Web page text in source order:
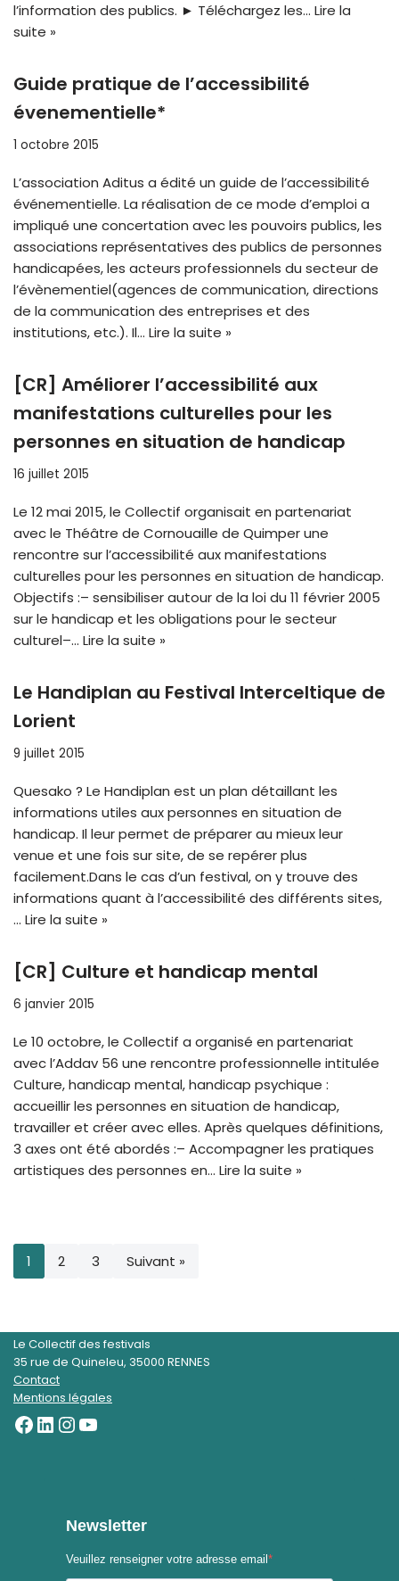
l’information des publics. ► Téléchargez les… Lire la
suite »
Guide pratique de l’accessibilité
évenementielle*
1 octobre 2015
L’association Aditus a édité un guide de l’accessibilité
événementielle. La réalisation de ce mode d’emploi a
impliqué une concertation avec les pouvoirs publics, les
associations représentatives des publics de personnes
handicapées, les acteurs professionnels du secteur de
l’évènementiel(agences de communication, directions
de la communication des entreprises et des
institutions, etc.). Il… Lire la suite »
[CR] Améliorer l’accessibilité aux
manifestations culturelles pour les
personnes en situation de handicap
16 juillet 2015
Le 12 mai 2015, le Collectif organisait en partenariat
avec le Théâtre de Cornouaille de Quimper une
rencontre sur l’accessibilité aux manifestations
culturelles pour les personnes en situation de handicap.
Objectifs :– sensibiliser autour de la loi du 11 février 2005
sur le handicap et les obligations pour le secteur
culturel–… Lire la suite »
Le Handiplan au Festival Interceltique de
Lorient
9 juillet 2015
Quesako ? Le Handiplan est un plan détaillant les
informations utiles aux personnes en situation de
handicap. Il leur permet de préparer au mieux leur
venue et une fois sur site, de se repérer plus
facilement.Dans le cas d’un festival, on y trouve des
informations quant à l’accessibilité des différents sites,
… Lire la suite »
[CR] Culture et handicap mental
6 janvier 2015
Le 10 octobre, le Collectif a organisé en partenariat
avec l’Addav 56 une rencontre professionnelle intitulée
Culture, handicap mental, handicap psychique :
accueillir les personnes en situation de handicap,
travailler et créer avec elles. Après quelques définitions,
3 axes ont été abordés :– Accompagner les pratiques
artistiques des personnes en… Lire la suite »
1 2 3 Suivant »
Le Collectif des festivals
35 rue de Quineleu, 35000 RENNES
Contact
Mentions légales